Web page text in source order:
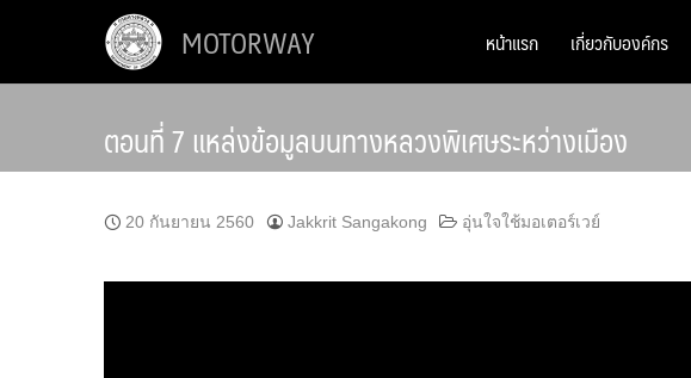
MOTORWAY หน้าแรก เกี่ยวกับองค์กร
ตอนที่ 7 แหล่งข้อมูลบนทางหลวงพิเศษระหว่างเมือง
20 กันยายน 2560 Jakkrit Sangakong อุ่นใจใช้มอเตอร์เวย์